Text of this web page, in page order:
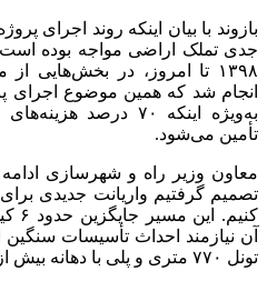
بازوند با بیان اینکه روند اجرای
جدی تملک اراضی مواجه بوده
۱۳۹۸ تا امروز، در
انجام شد که همین موضوع اجرای
به‌ویژه اینکه ۷۰
تأمین می‌شود.
معاون وزیر راه و شهرسازی
تصمیم گرفتیم واریانت جدیدی
آن نیازمند احداث تأسیسات
تونل ۷۷۰ متری و پلی با دهانه بیش از ۱۲۰ متر است.